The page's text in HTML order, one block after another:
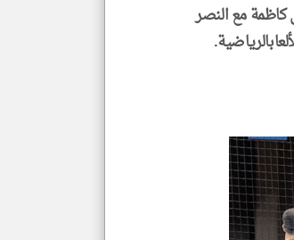
كاظمة مع النصر